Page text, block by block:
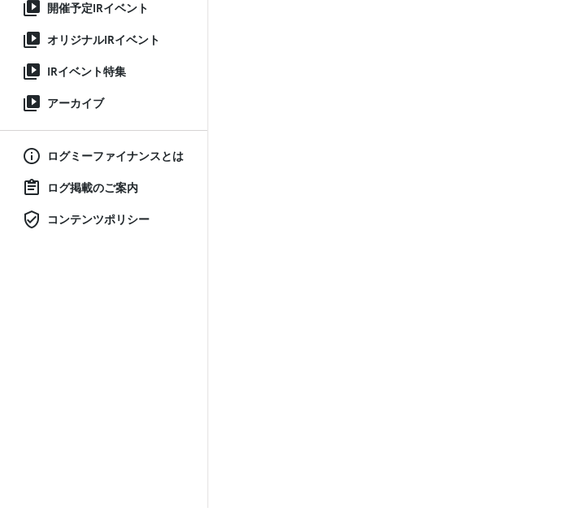
開催予定IRイベント
オリジナルIRイベント
IRイベント特集
アーカイブ
ログミーファイナンスとは
ログ掲載のご案内
コンテンツポリシー